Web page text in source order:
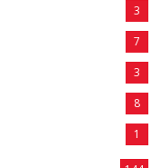
3
7
3
8
1